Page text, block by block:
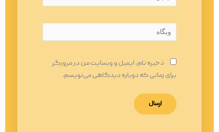
وبگاه
ذخیره نام، ایمیل و وبسایت من در مرورگر
برای زمانی که دوباره دیدگاهی می‌نویسم.